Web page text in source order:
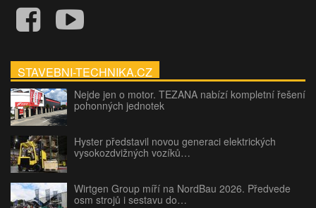
STAVEBNI-TECHNIKA.CZ
Nejde jen o motor. TEZANA nabízí kompletní řešení
pohonných jednotek
Hyster představil novou generaci elektrických
vysokozdvižných vozíků…
Wirtgen Group míří na NordBau 2026. Předvede
osm strojů i sestavu do…